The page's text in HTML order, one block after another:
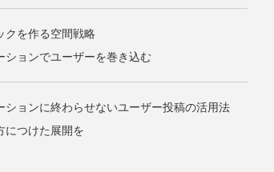
クを作る空間戦略
ションでユーザーを巻き込む
ションに終わらせないユーザー投稿の活用法
につけた展開を